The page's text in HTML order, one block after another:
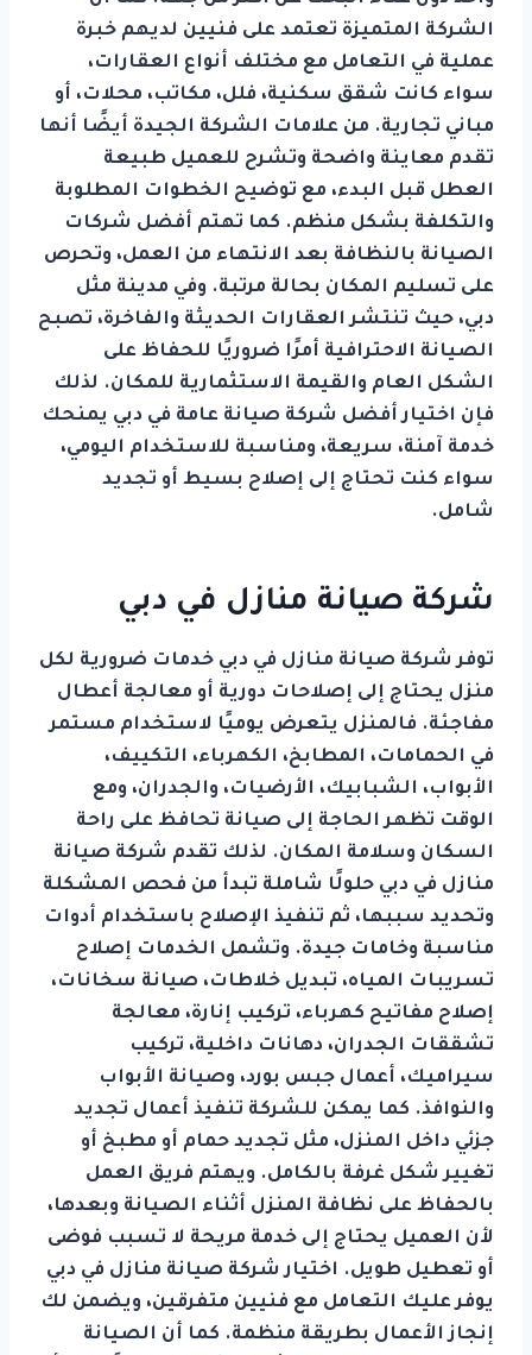
الشركة المتميزة تعتمد على فنيين لديهم خبرة
عملية في التعامل مع مختلف أنواع العقارات،
سواء كانت شقق سكنية، فلل، مكاتب، محلات، أو
مباني تجارية. من علامات الشركة الجيدة أيضًا أنها
تقدم معاينة واضحة وتشرح للعميل طبيعة
العطل قبل البدء، مع توضيح الخطوات المطلوبة
والتكلفة بشكل منظم. كما تهتم أفضل شركات
الصيانة بالنظافة بعد الانتهاء من العمل، وتحرص
على تسليم المكان بحالة مرتبة. وفي مدينة مثل
دبي، حيث تنتشر العقارات الحديثة والفاخرة، تصبح
الصيانة الاحترافية أمرًا ضروريًا للحفاظ على
الشكل العام والقيمة الاستثمارية للمكان. لذلك
فإن اختيار أفضل شركة صيانة عامة في دبي يمنحك
خدمة آمنة، سريعة، ومناسبة للاستخدام اليومي،
سواء كنت تحتاج إلى إصلاح بسيط أو تجديد
شامل.
شركة صيانة منازل في دبي
توفر شركة صيانة منازل في دبي خدمات ضرورية لكل
منزل يحتاج إلى إصلاحات دورية أو معالجة أعطال
مفاجئة. فالمنزل يتعرض يوميًا لاستخدام مستمر
في الحمامات، المطابخ، الكهرباء، التكييف،
الأبواب، الشبابيك، الأرضيات، والجدران، ومع
الوقت تظهر الحاجة إلى صيانة تحافظ على راحة
السكان وسلامة المكان. لذلك تقدم شركة صيانة
منازل في دبي حلولًا شاملة تبدأ من فحص المشكلة
وتحديد سببها، ثم تنفيذ الإصلاح باستخدام أدوات
مناسبة وخامات جيدة. وتشمل الخدمات إصلاح
تسريبات المياه، تبديل خلاطات، صيانة سخانات،
إصلاح مفاتيح كهرباء، تركيب إنارة، معالجة
تشققات الجدران، دهانات داخلية، تركيب
سيراميك، أعمال جبس بورد، وصيانة الأبواب
والنوافذ. كما يمكن للشركة تنفيذ أعمال تجديد
جزئي داخل المنزل، مثل تجديد حمام أو مطبخ أو
تغيير شكل غرفة بالكامل. ويهتم فريق العمل
بالحفاظ على نظافة المنزل أثناء الصيانة وبعدها،
لأن العميل يحتاج إلى خدمة مريحة لا تسبب فوضى
أو تعطيل طويل. اختيار شركة صيانة منازل في دبي
يوفر عليك التعامل مع فنيين متفرقين، ويضمن لك
إنجاز الأعمال بطريقة منظمة. كما أن الصيانة